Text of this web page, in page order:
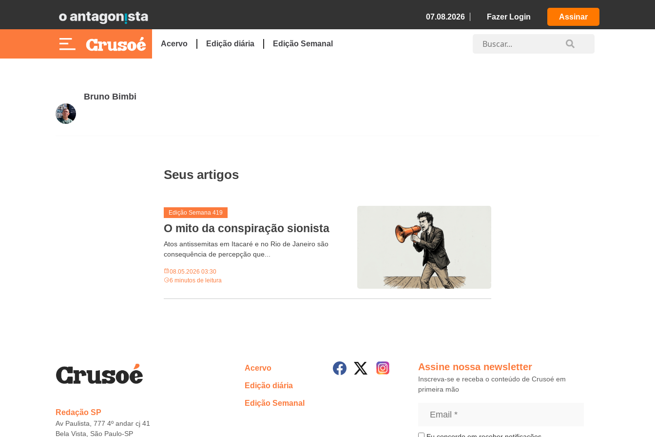
07.08.2026 Fazer Login Assinar
Acervo Edição diária Edição Semanal
Bruno Bimbi
Seus artigos
Edição Semana 419
O mito da conspiração sionista
Atos antissemitas em Itacaré e no Rio de Janeiro são
consequência de percepção que...
08.05.2026 03:30
6 minutos de leitura
Redação SP
Av Paulista, 777 4º andar cj 41
Bela Vista, São Paulo-SP
Acervo
Edição diária
Edição Semanal
Assine nossa newsletter
Inscreva-se e receba o conteúdo de Crusoé em
primeira mão